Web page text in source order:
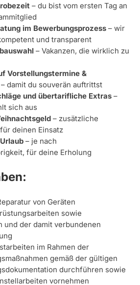
– du bist vom ersten Tag an
im Bewerbungsprozess – wir
und transparent
– Vakanzen, die wirklich zu
Vorstellungstermine &
– damit du souverän auftrittst
und übertarifliche Extras –
sich aus
– zusätzliche
deinen Einsatz
– je nach
für deine Erholung
von Geräten
sowie
und der damit verbundenen
im Rahmen der
gemäß der gültigen
durchführen sowie
vornehmen